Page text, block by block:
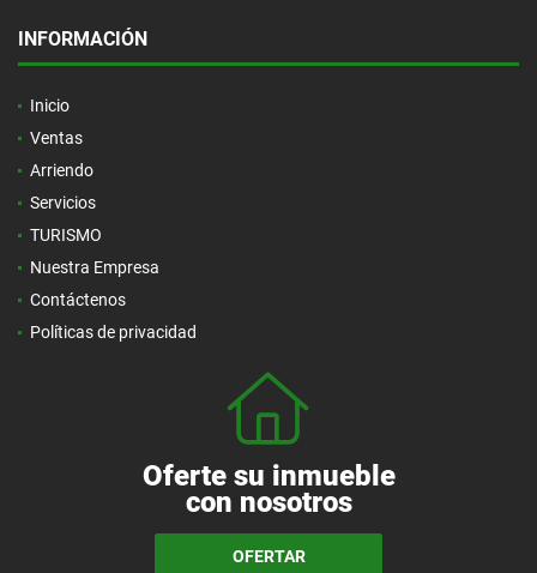
INFORMACIÓN
Inicio
Ventas
Arriendo
Servicios
TURISMO
Nuestra Empresa
Contáctenos
Políticas de privacidad
Oferte su inmueble
con nosotros
OFERTAR